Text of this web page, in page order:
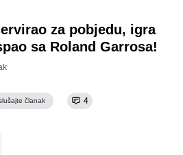
za pobjedu, igra
sa Roland Garrosa!
članak 4